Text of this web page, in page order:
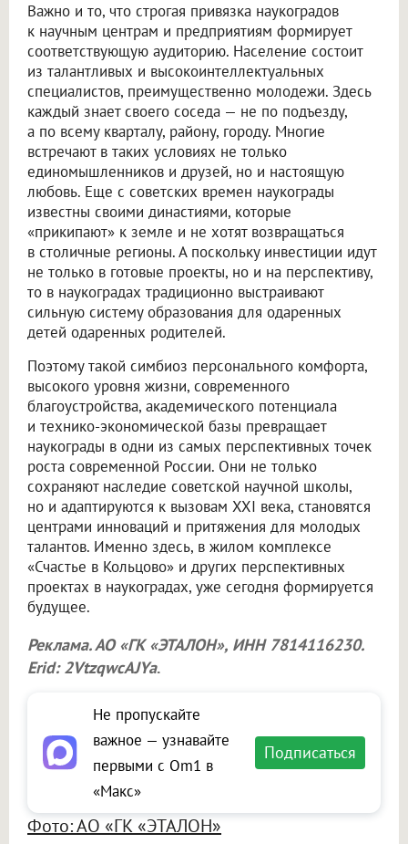
Важно и то, что строгая привязка наукоградов
к научным центрам и предприятиям формирует
соответствующую аудиторию. Население состоит
из талантливых и высокоинтеллектуальных
специалистов, преимущественно молодежи. Здесь
каждый знает своего соседа — не по подъезду,
а по всему кварталу, району, городу. Многие
встречают в таких условиях не только
единомышленников и друзей, но и настоящую
любовь. Еще с советских времен наукограды
известны своими династиями, которые
«прикипают» к земле и не хотят возвращаться
в столичные регионы. А поскольку инвестиции идут
не только в готовые проекты, но и на перспективу,
то в наукоградах традиционно выстраивают
сильную систему образования для одаренных
детей одаренных родителей.
Поэтому такой симбиоз персонального комфорта,
высокого уровня жизни, современного
благоустройства, академического потенциала
и технико-экономической базы превращает
наукограды в одни из самых перспективных точек
роста современной России. Они не только
сохраняют наследие советской научной школы,
но и адаптируются к вызовам XXI века, становятся
центрами инноваций и притяжения для молодых
талантов. Именно здесь, в жилом комплексе
«Счастье в Кольцово» и других перспективных
проектах в наукоградах, уже сегодня формируется
будущее.
Реклама. АО «ГК «ЭТАЛОН», ИНН 7814116230.
Erid: 2VtzqwcAJYa.
Не пропускайте
важное — узнавайте
первыми с Om1 в
«Макс»
Подписаться
Фото: АО «ГК «ЭТАЛОН»